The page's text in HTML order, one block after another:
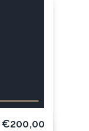
€200,00